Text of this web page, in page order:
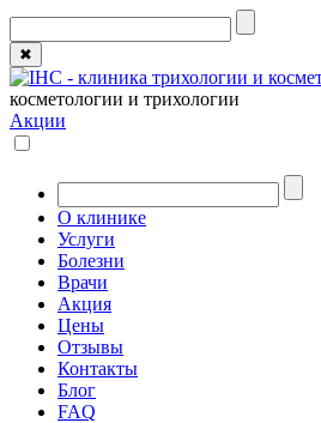
✖
косметологии и трихологии
Акции
О клинике
Услуги
Болезни
Врачи
Акция
Цены
Отзывы
Контакты
Блог
FAQ